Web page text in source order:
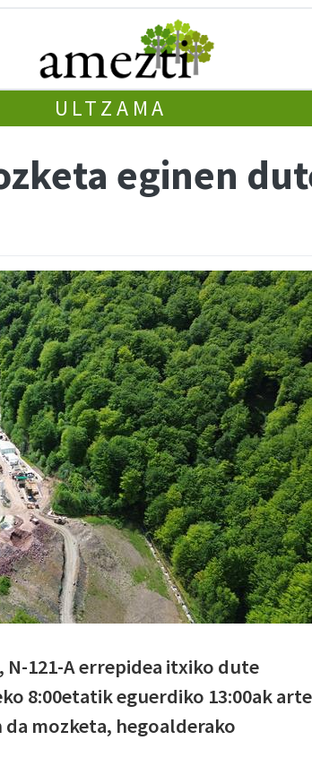
ULTZAMA
eginen
121-A errepidea itxiko dute
8:00etatik eguerdiko 13:00ak
mozketa, hegoalderako